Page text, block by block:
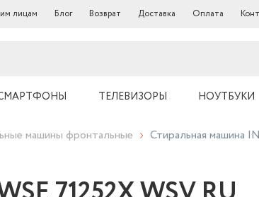
лицам Блог Возврат Доставка Оплата
ТЕЛЕВИЗОРЫ НОУТБУКИ
машины фронтальные Стиральная машина